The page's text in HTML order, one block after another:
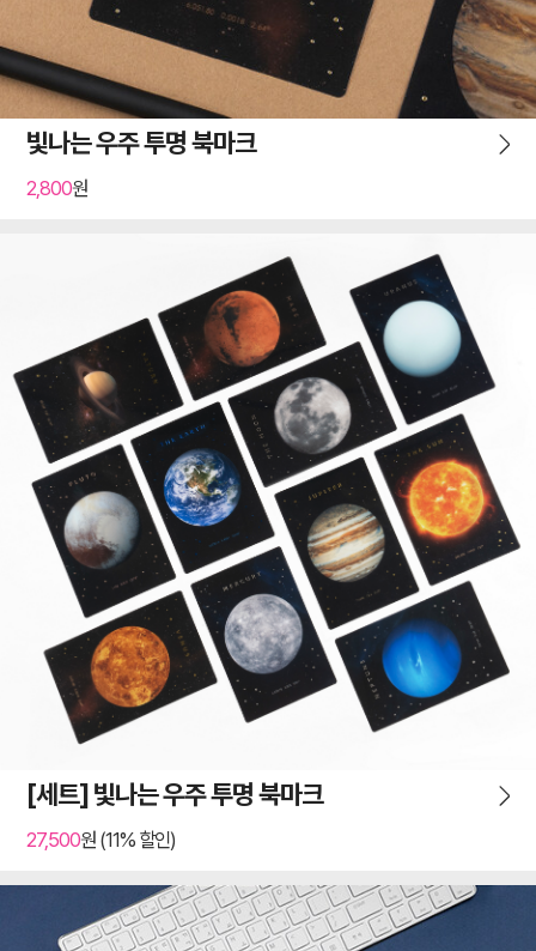
빛나는 우주 투명 북마크
2,800원
[세트] 빛나는 우주 투명 북마크
27,500원 (11% 할인)